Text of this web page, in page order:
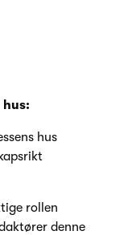
hus:
hus
rollen
denne